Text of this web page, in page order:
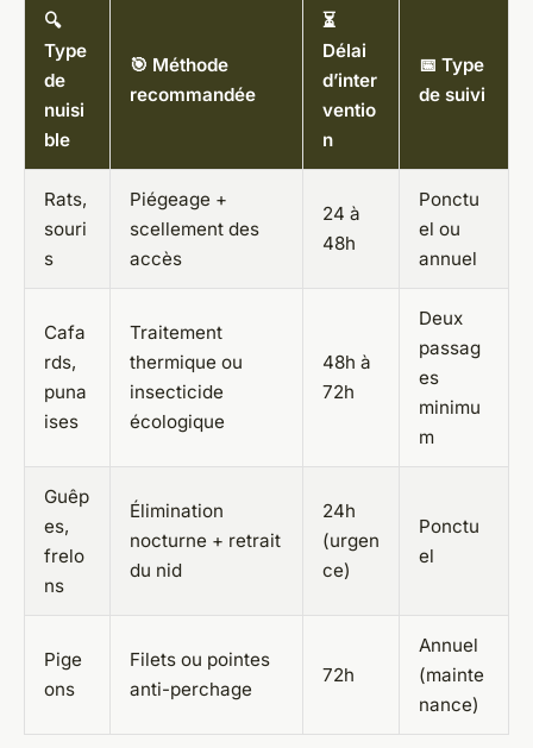
🔍
Type
de
nuisi
ble
🎯 Méthode
recommandée
⏳
Délai
d’inter
ventio
n
📅 Type
de suivi
Rats,
souri
s
Piégeage +
scellement des
accès
24 à
48h
Ponctu
el ou
annuel
Cafa
rds,
puna
ises
Traitement
thermique ou
insecticide
écologique
48h à
72h
Deux
passag
es
minimu
m
Guêp
es,
frelo
ns
Élimination
nocturne + retrait
du nid
24h
(urgen
ce)
Ponctu
el
Pige
ons
Filets ou pointes
anti-perchage
72h
Annuel
(mainte
nance)